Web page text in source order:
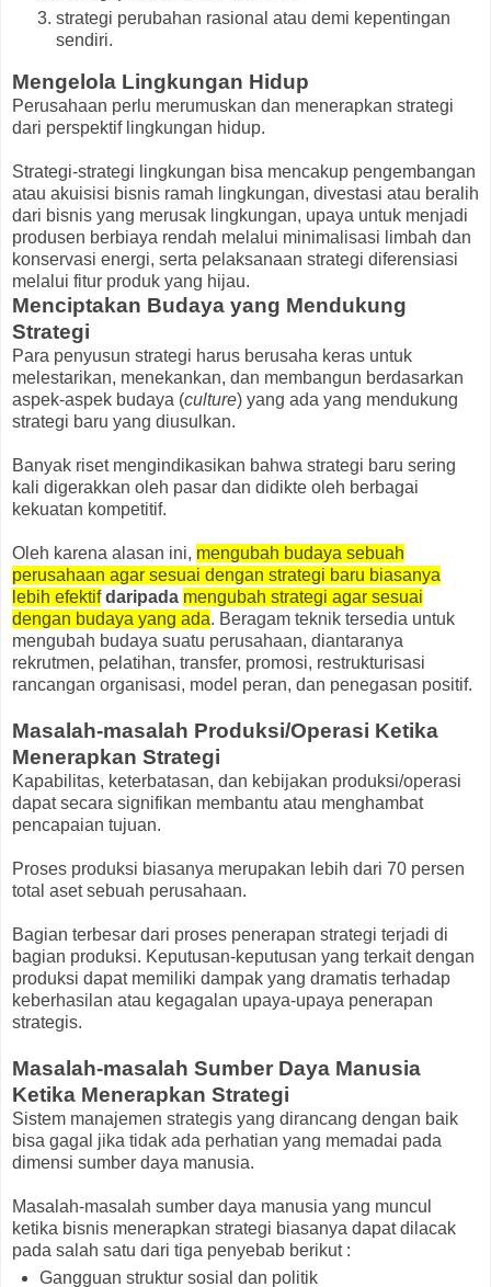
strategi perubahan rasional atau demi kepentingan
sendiri.
Mengelola Lingkungan Hidup
Perusahaan perlu merumuskan dan menerapkan strategi
dari perspektif lingkungan hidup.
Strategi-strategi lingkungan bisa mencakup pengembangan
atau akuisisi bisnis ramah lingkungan, divestasi atau beralih
dari bisnis yang merusak lingkungan, upaya untuk menjadi
produsen berbiaya rendah melalui minimalisasi limbah dan
konservasi energi, serta pelaksanaan strategi diferensiasi
melalui fitur produk yang hijau.
Menciptakan Budaya yang Mendukung
Strategi
Para penyusun strategi harus berusaha keras untuk
melestarikan, menekankan, dan membangun berdasarkan
aspek-aspek budaya (culture) yang ada yang mendukung
strategi baru yang diusulkan.
Banyak riset mengindikasikan bahwa strategi baru sering
kali digerakkan oleh pasar dan didikte oleh berbagai
kekuatan kompetitif.
Oleh karena alasan ini, mengubah budaya sebuah
perusahaan agar sesuai dengan strategi baru biasanya
lebih efektif daripada mengubah strategi agar sesuai
dengan budaya yang ada. Beragam teknik tersedia untuk
mengubah budaya suatu perusahaan, diantaranya
rekrutmen, pelatihan, transfer, promosi, restrukturisasi
rancangan organisasi, model peran, dan penegasan positif.
Masalah-masalah Produksi/Operasi Ketika
Menerapkan Strategi
Kapabilitas, keterbatasan, dan kebijakan produksi/operasi
dapat secara signifikan membantu atau menghambat
pencapaian tujuan.
Proses produksi biasanya merupakan lebih dari 70 persen
total aset sebuah perusahaan.
Bagian terbesar dari proses penerapan strategi terjadi di
bagian produksi. Keputusan-keputusan yang terkait dengan
produksi dapat memiliki dampak yang dramatis terhadap
keberhasilan atau kegagalan upaya-upaya penerapan
strategis.
Masalah-masalah Sumber Daya Manusia
Ketika Menerapkan Strategi
Sistem manajemen strategis yang dirancang dengan baik
bisa gagal jika tidak ada perhatian yang memadai pada
dimensi sumber daya manusia.
Masalah-masalah sumber daya manusia yang muncul
ketika bisnis menerapkan strategi biasanya dapat dilacak
pada salah satu dari tiga penyebab berikut :
Gangguan struktur sosial dan politik